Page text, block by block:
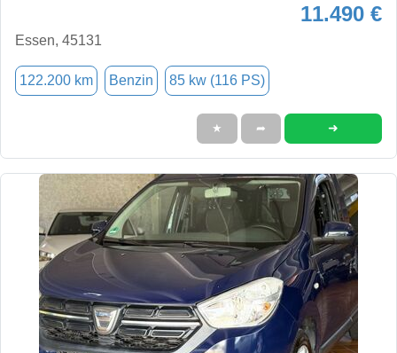
11.490 €
Essen, 45131
122.200 km Benzin 85 kw (116 PS)
★ ➦ ➜